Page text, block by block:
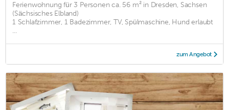
Ferienwohnung für 3 Personen ca. 56 m² in Dresden, Sachsen
(Sächsisches Elbland)
1 Schlafzimmer, 1 Badezimmer, TV, Spülmaschine, Hund erlaubt
...
zum Angebot